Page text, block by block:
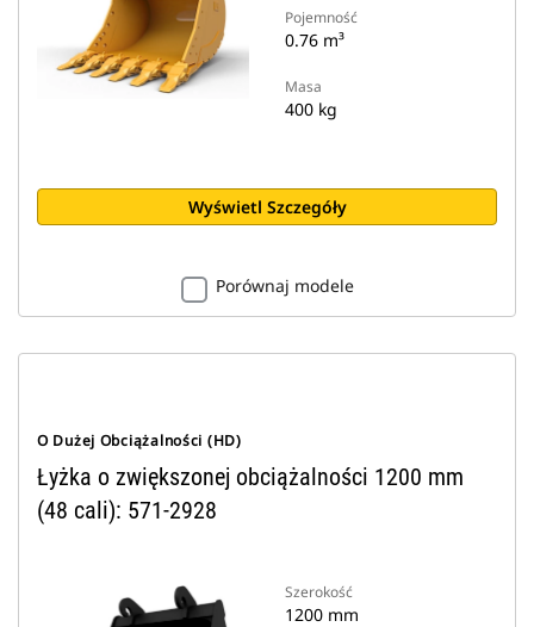
Pojemność
0.76 m³
Masa
400 kg
Wyświetl Szczegóły
Porównaj modele
O Dużej Obciążalności (HD)
Łyżka o zwiększonej obciążalności 1200 mm
(48 cali): 571-2928
Szerokość
1200 mm